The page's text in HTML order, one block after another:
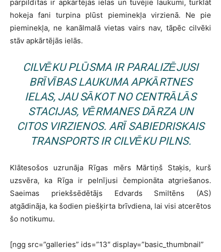
pārpildītas ir apkārtējās ielas un tuvējie laukumi, turklāt
hokeja fani turpina plūst pieminekļa virzienā. Ne pie
pieminekļa, ne kanālmalā vietas vairs nav, tāpēc cilvēki
stāv apkārtējās ielās.
CILVĒKU PLŪSMA IR PARALIZĒJUSI
BRĪVĪBAS LAUKUMA APKĀRTNES
IELAS, JAU SĀKOT NO CENTRĀLĀS
STACIJAS, VĒRMANES DĀRZA UN
CITOS VIRZIENOS. ARĪ SABIEDRISKAIS
TRANSPORTS IR CILVĒKU PILNS.
Klātesošos uzrunāja Rīgas mērs Mārtiņš Staķis, kurš
uzsvēra, ka Rīga ir pelnījusi čempionāta atgriešanos.
Saeimas priekšsēdētājs Edvards Smiltēns (AS)
atgādināja, ka šodien piešķirta brīvdiena, lai visi atcerētos
šo notikumu.
[ngg src=”galleries” ids=”13″ display=”basic_thumbnail”